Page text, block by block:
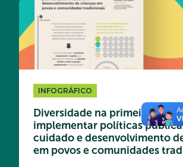
INFOGRÁFICO
Diversidade na primeira
implementar políticas
cuidado e desenvolvimento
em povos e comunidades